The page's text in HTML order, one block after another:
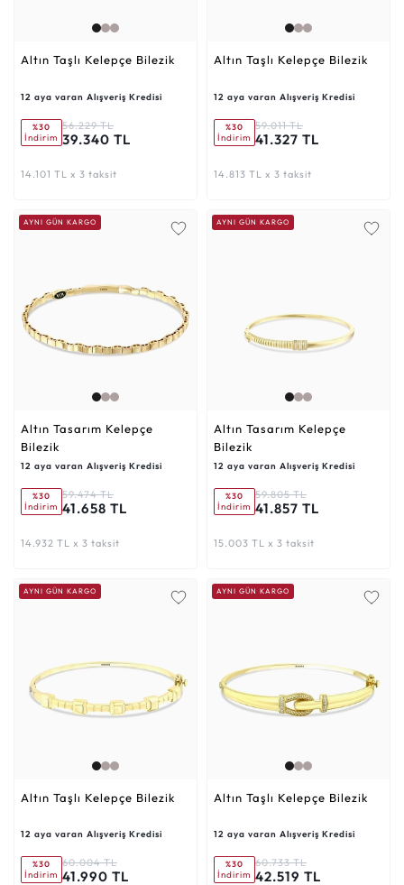
Altın Taşlı Kelepçe Bilezik
12 aya varan Alışveriş Kredisi
%30
İndirim
56.229 TL
39.340 TL
14.101 TL x 3 taksit
Altın Taşlı Kelepçe Bilezik
12 aya varan Alışveriş Kredisi
%30
İndirim
59.011 TL
41.327 TL
14.813 TL x 3 taksit
AYNI GÜN KARGO
Altın Tasarım Kelepçe
Bilezik
12 aya varan Alışveriş Kredisi
%30
İndirim
59.474 TL
41.658 TL
14.932 TL x 3 taksit
AYNI GÜN KARGO
Altın Tasarım Kelepçe
Bilezik
12 aya varan Alışveriş Kredisi
%30
İndirim
59.805 TL
41.857 TL
15.003 TL x 3 taksit
AYNI GÜN KARGO
Altın Taşlı Kelepçe Bilezik
12 aya varan Alışveriş Kredisi
%30
İndirim
60.004 TL
41.990 TL
AYNI GÜN KARGO
Altın Taşlı Kelepçe Bilezik
12 aya varan Alışveriş Kredisi
%30
İndirim
60.733 TL
42.519 TL